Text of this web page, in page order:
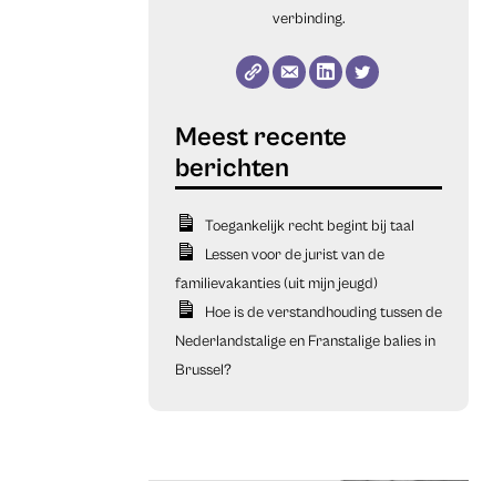
verbinding.
Toegankelijk recht begint bij taal
Lessen voor de jurist van de
familievakanties (uit mijn jeugd)
Hoe is de verstandhouding tussen de
Nederlandstalige en Franstalige balies in
Brussel?